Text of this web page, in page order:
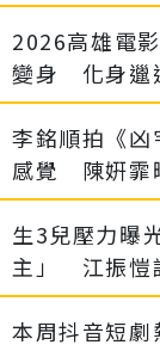
2026高雄電
變身 化身邋
李銘順拍《
感覺 陳姸霏
生3兒壓力曝
主」 江振愷
本周抖音短